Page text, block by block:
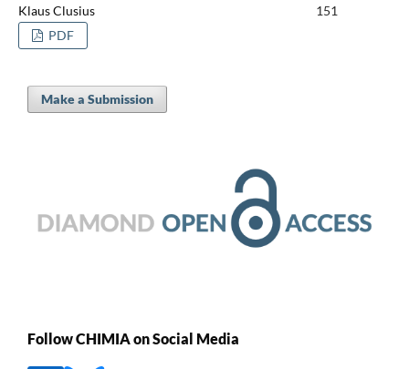
Klaus Clusius
151
PDF
Make a Submission
Follow CHIMIA on Social Media